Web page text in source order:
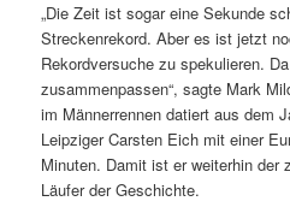
„Die Zeit ist sogar eine Sekunde
Streckenrekord. Aber es ist jetzt
Rekordversuche zu spekulieren.
zusammenpassen“, sagte Mark
im Männerrennen datiert aus dem
Leipziger Carsten Eich mit einer
Minuten. Damit ist er weiterhin der
Läufer der Geschichte.